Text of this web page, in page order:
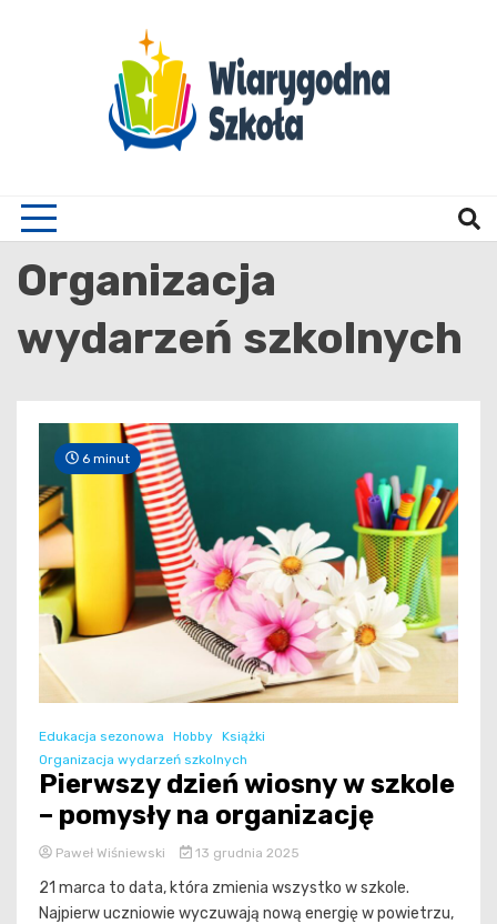
Organizacja
wydarzeń szkolnych
6 minut
Edukacja sezonowa Hobby Książki
Organizacja wydarzeń szkolnych
Pierwszy dzień wiosny w szkole
– pomysły na organizację
Paweł Wiśniewski 13 grudnia 2025
21 marca to data, która zmienia wszystko w szkole.
Najpierw uczniowie wyczuwają nową energię w powietrzu,